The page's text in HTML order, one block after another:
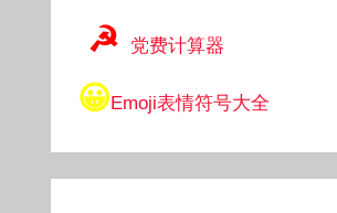
☭ 党费计算器
😀Emoji表情符号大全